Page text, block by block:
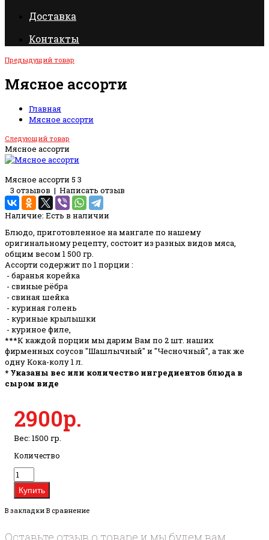
Доставка
Контакты
Предыдущий товар
Мясное ассорти
Главная
Мясное ассорти
Следующий товар
Мясное ассорти
Мясное ассорти 5 3
3 отзывов | Написать отзыв
Наличие: Есть в наличии
Блюдо, приготовленное на мангале по нашему
оригинальному рецепту, состоит из разных видов мяса,
общим весом 1 500 гр.
Ассорти содержит по 1 порции :
- баранья корейка
- свиные рёбра
- свиная шейка
- куриная голень
- куриные крылышки
- куриное филе,
***К каждой порции мы дарим Вам по 2 шт. наших
фирменных соусов "Шашлычный" и "Чесночный", а так же
одну Кока-колу 1 л.
* Указаны вес или количество ингредиентов блюда в
сыром виде
2900р.
Вес: 1500 гр.
Количество
В закладки В сравнение
Оставьте отзыв о товаре и мы будем вам